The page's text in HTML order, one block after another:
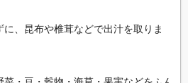
、昆布や椎茸などで出汁を取りま